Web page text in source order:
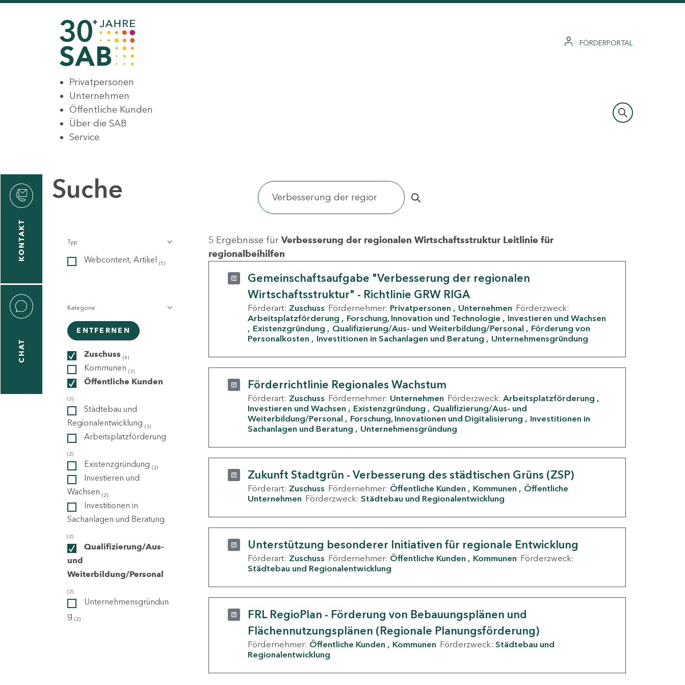
FÖRDERPORTAL
Privatpersonen
Unternehmen
Öffentliche Kunden
Über die SAB
Service
KONTAKT
CHAT
Suche
Typ
Webcontent, Artikel (5)
Kategorie
ENTFERNEN
Zuschuss (4)
Kommunen (3)
Öffentliche Kunden
(3)
Städtebau und
Regionalentwicklung (3)
Arbeitsplatzförderung
(2)
Existenzgründung (2)
Investieren und
Wachsen (2)
Investitionen in
Sachanlagen und Beratung
(2)
Qualifizierung/Aus-
und
Weiterbildung/Personal
(2)
Unternehmensgründun
g (2)
5 Ergebnisse für Verbesserung der regionalen Wirtschaftsstruktur Leitlinie für
regionalbeihilfen
Gemeinschaftsaufgabe "Verbesserung der regionalen
Wirtschaftsstruktur" - Richtlinie GRW RIGA
Förderart: Zuschuss Fördernehmer: Privatpersonen Unternehmen Förderzweck:
Arbeitsplatzförderung
Forschung, Innovation und Technologie
Investieren und Wachsen
Existenzgründung
Qualifizierung/Aus- und Weiterbildung/Personal
Förderung von
Personalkosten
Investitionen in Sachanlagen und Beratung Unternehmensgründung
Förderrichtlinie Regionales Wachstum
Förderart: Zuschuss Fördernehmer: Unternehmen Förderzweck: Arbeitsplatzförderung
Investieren und Wachsen
Existenzgründung
Qualifizierung/Aus- und
Weiterbildung/Personal
Forschung, Innovationen und Digitalisierung
Investitionen in
Sachanlagen und Beratung
Unternehmensgründung
Zukunft Stadtgrün - Verbesserung des städtischen Grüns (ZSP)
Förderart: Zuschuss Fördernehmer: Öffentliche Kunden Kommunen
Öffentliche
Unternehmen Förderzweck: Städtebau und Regionalentwicklung
Unterstützung besonderer Initiativen für regionale Entwicklung
Förderart: Zuschuss Fördernehmer: Öffentliche Kunden Kommunen Förderzweck:
Städtebau und Regionalentwicklung
FRL RegioPlan - Förderung von Bebauungsplänen und
Flächennutzungsplänen (Regionale Planungsförderung)
Fördernehmer: Öffentliche Kunden Kommunen Förderzweck: Städtebau und
Regionalentwicklung